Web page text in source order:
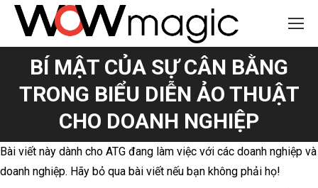
BÍ MẬT CỦA SỰ CÂN BẰNG
TRONG BIỂU DIỄN ẢO THUẬT
CHO DOANH NGHIỆP
You are here:
Bài viết này dành cho ATG đang làm việc với các doanh nghiệp và
doanh nghiệp. Hãy bỏ qua bài viết nếu bạn không phải họ!